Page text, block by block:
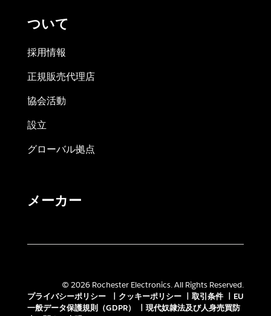
ついて
採用情報
正規販売代理店
協会活動
設立
グローバル拠点
メーカー
© 2026 Rochester Electronics. All Rights Reserved.
プライバシーポリシー
クッキーポリシー 取引条件
EU
一般データ保護規則（GDPR）
現代奴隷法及び人身売買防